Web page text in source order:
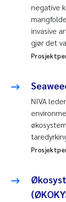
negative
invasive
gjør det
NIVA